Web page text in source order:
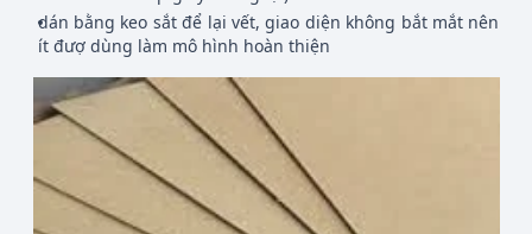
dán bằng keo sắt để lại vết, giao diện không bắt mắt nên
ít đượ dùng làm mô hình hoàn thiện